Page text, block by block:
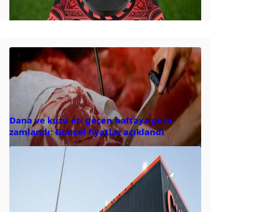
Dana ve kuzu eti geçen haftaya göre
zamlandı: Güncel fiyatlar açıklandı